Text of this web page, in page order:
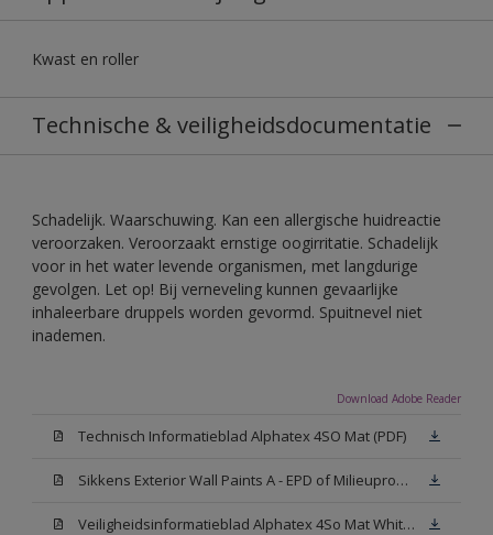
Kwast en roller
Technische & veiligheidsdocumentatie
Schadelijk. Waarschuwing. Kan een allergische huidreactie
veroorzaken. Veroorzaakt ernstige oogirritatie. Schadelijk
voor in het water levende organismen, met langdurige
gevolgen. Let op! Bij verneveling kunnen gevaarlijke
inhaleerbare druppels worden gevormd. Spuitnevel niet
inademen.
Download Adobe Reader
Technisch Informatieblad Alphatex 4SO Mat (PDF)
Sikkens Exterior Wall Paints A - EPD of Milieuproductverklaring
Veiligheidsinformatieblad Alphatex 4So Mat White W05 (MSDS)